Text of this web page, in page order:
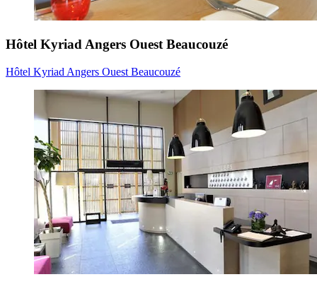
Hôtel Kyriad Angers Ouest Beaucouzé
Hôtel Kyriad Angers Ouest Beaucouzé